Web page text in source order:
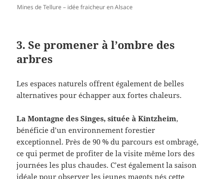
Mines de Tellure – idée fraicheur en Alsace
3. Se promener à l’ombre des
arbres
Les espaces naturels offrent également de belles
alternatives pour échapper aux fortes chaleurs.
La Montagne des Singes, située à Kintzheim,
bénéficie d’un environnement forestier
exceptionnel. Près de 90 % du parcours est ombragé,
ce qui permet de profiter de la visite même lors des
journées les plus chaudes. C’est également la saison
idéale pour observer les jeunes magots nés cette